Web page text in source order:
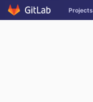
Skip
to
Projects